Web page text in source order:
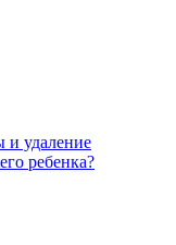
и удаление
ребенка?